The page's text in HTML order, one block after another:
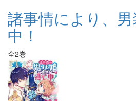
諸事情により、
中！
全2巻